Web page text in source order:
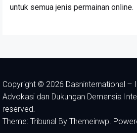
untuk semua jenis permainan online.
Copyright © 2026 Dasninternational –
Advokasi dan Dukungan Demensia
reserved.
Theme: Tribunal By Themeinwp.